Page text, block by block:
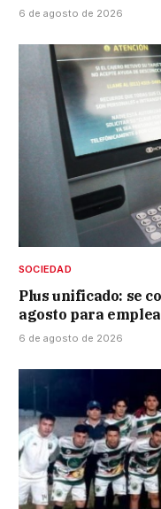
6 de agosto de 2026
SOCIEDAD
Plus unificado: se
agosto para
6 de agosto de 2026